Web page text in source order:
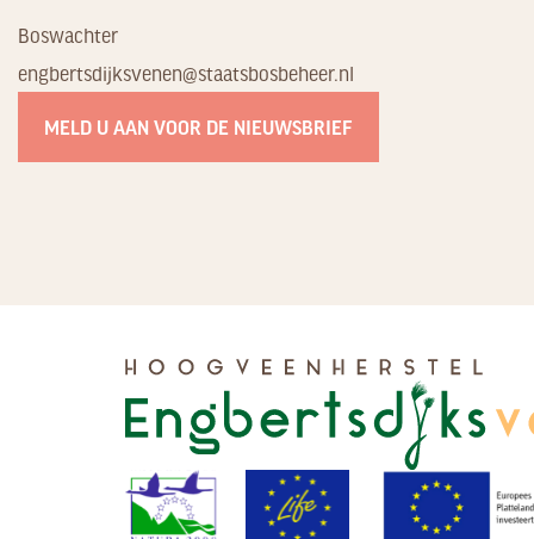
Boswachter
engbertsdijksvenen@staatsbosbeheer.nl
MELD U AAN VOOR DE NIEUWSBRIEF